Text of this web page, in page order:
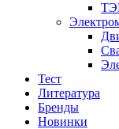
Тест
Литература
Бренды
Новинки